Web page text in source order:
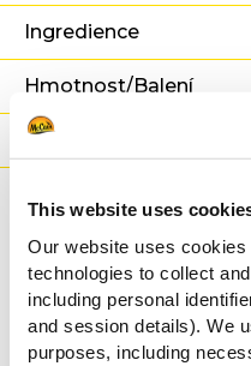
This website uses
Our website uses
technologies to collect
including personal
and session details). We
purposes, including
Ingredience
Hmotnost/Balení
Příprava